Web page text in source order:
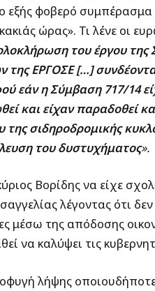
εξής φοβερό
ώρας». Τι λένε οι
του έργου
της ΕΡΓΟΣΕ […]
εάν η Σύμβαση 717/14
και είχαν παραδοθεί
της σιδηροδρομικής
του δυστυχήματος».
Βορίδης να είχε
λέγοντας ότι
μέσω της απόδοσης
να καλύψει τις
λήψης